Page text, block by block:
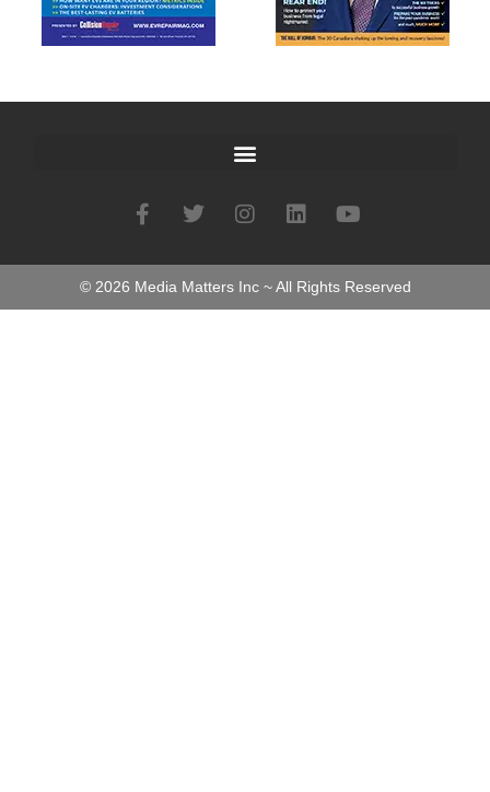
© 2026 Media Matters Inc ~ All Rights Reserved